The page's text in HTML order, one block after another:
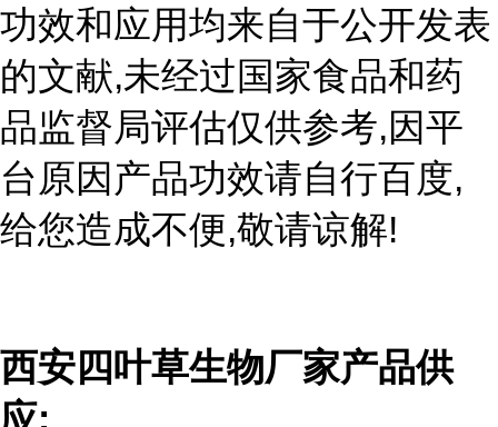
功效和应用均来自于公开发表
的文献,未经过国家食品和药
品监督局评估仅供参考,因平
台原因产品功效请自行百度,
给您造成不便,敬请谅解!
西安四叶草生物厂家产品供
应: